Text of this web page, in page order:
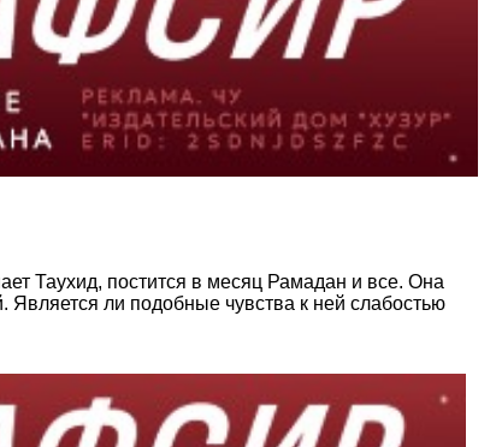
Таухид, постится в месяц Рамадан и все. Она
ли подобные чувства к ней слабостью